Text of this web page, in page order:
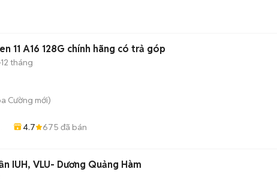
11 A16 128G chính hãng có trả góp
tháng
Cường mới)
4.7 675 đã bán
IUH, VLU- Dương Quảng Hàm